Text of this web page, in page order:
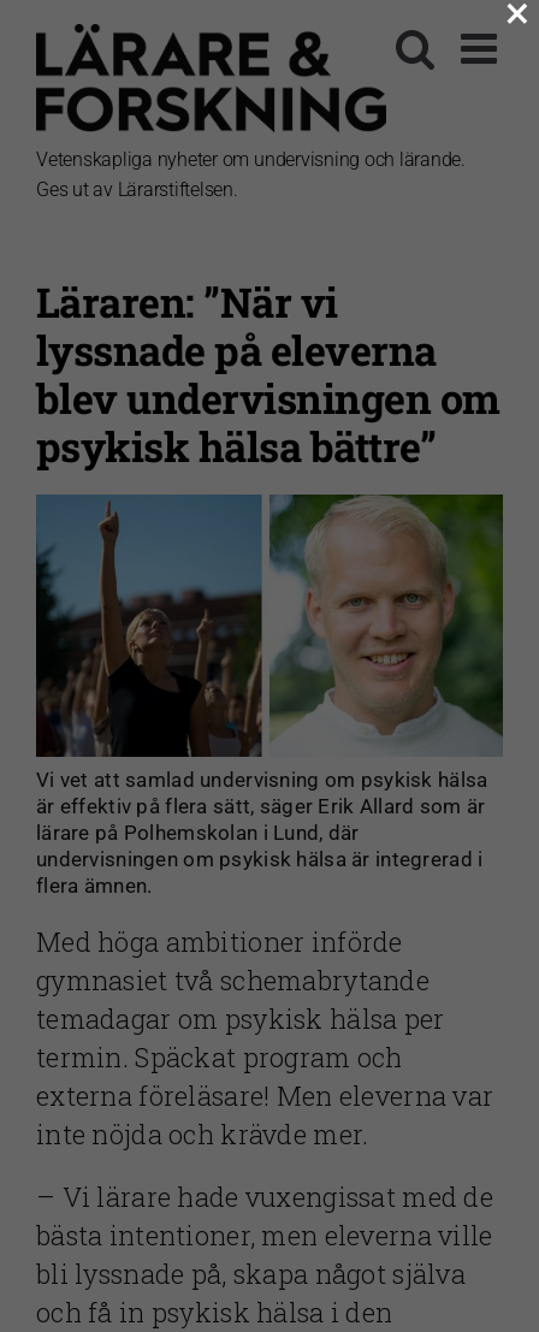
innehållet
Vetenskapliga nyheter om undervisning och lärande.
Ges ut av Lärarstiftelsen.
Läraren: ”När vi
lyssnade på eleverna
blev undervisningen om
psykisk hälsa bättre”
Vi vet att samlad undervisning om psykisk hälsa
är effektiv på flera sätt, säger Erik Allard som är
lärare på Polhemskolan i Lund, där
undervisningen om psykisk hälsa är integrerad i
flera ämnen.
Med höga ambitioner införde
gymnasiet två schemabrytande
temadagar om psykisk hälsa per
termin. Späckat program och
externa föreläsare! Men eleverna var
inte nöjda och krävde mer.
– Vi lärare hade vuxengissat med de
bästa intentioner, men eleverna ville
bli lyssnade på, skapa något själva
och få in psykisk hälsa i den